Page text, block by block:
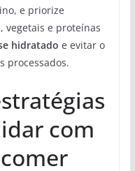
e priorize
vegetais e proteínas
hidratado e evitar o
processados.
com